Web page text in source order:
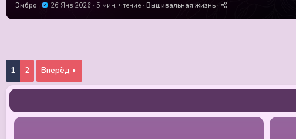
Эмбро 26 Янв 2026 5 мин. чтение Вышивальная жизнь
1 2 Вперёд